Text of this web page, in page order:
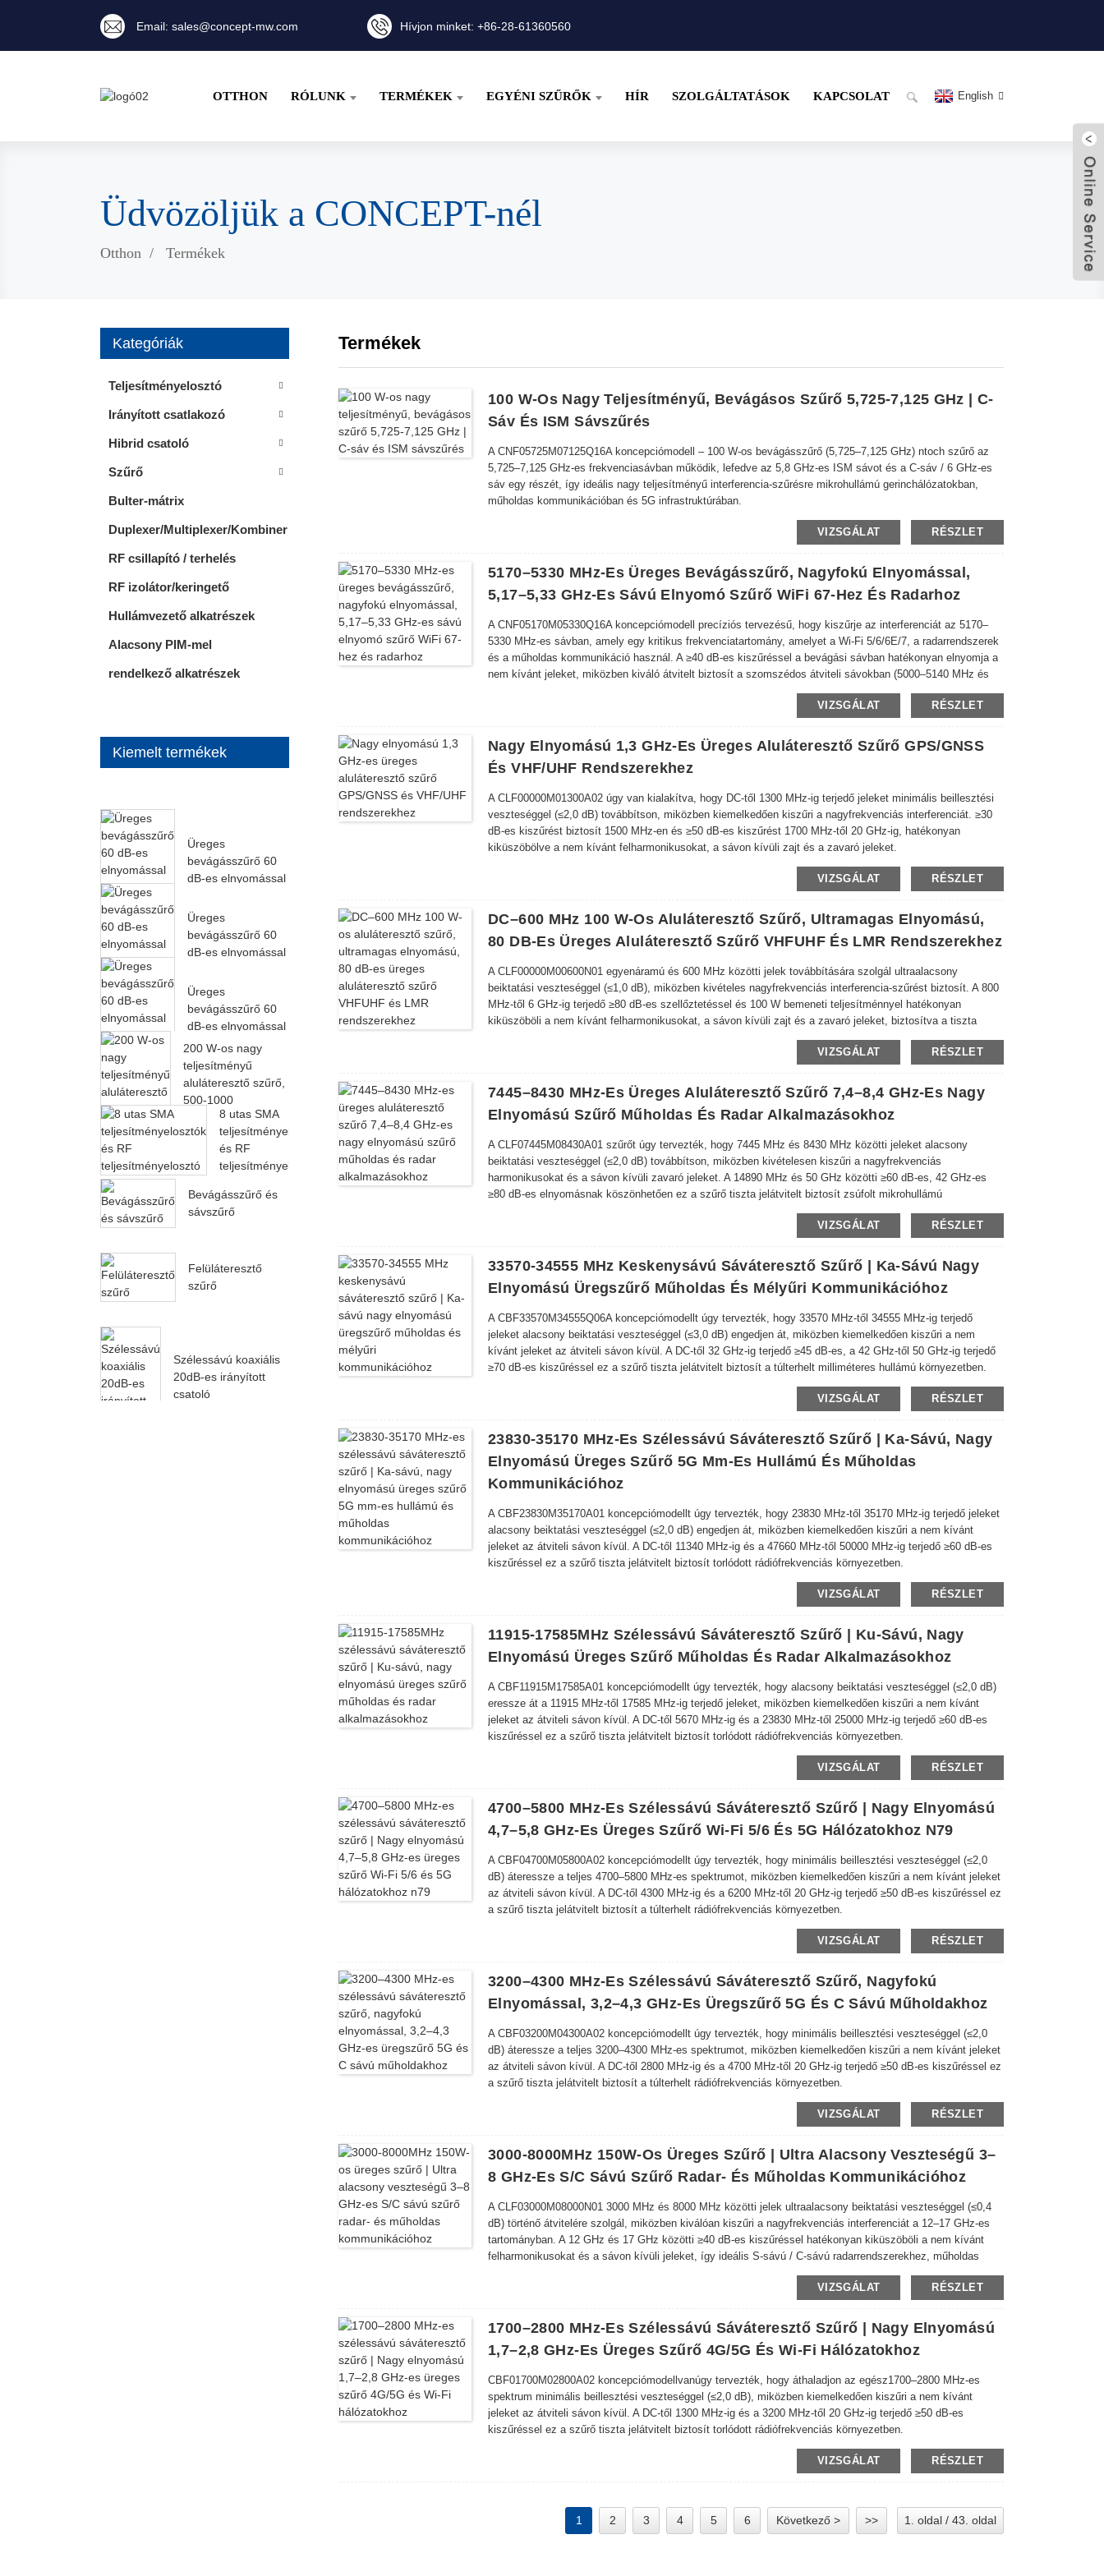
Email: sales@concept-mw.com Hívjon minket: +86-28-61360560
OTTHON RÓLUNK TERMÉKEK EGYÉNI SZŰRŐK HÍR SZOLGÁLTATÁSOK KAPCSOLAT English
Üdvözöljük a CONCEPT-nél
Otthon Termékek
Kategóriák
Teljesítményelosztó
Irányított csatlakozó
Hibrid csatoló
Szűrő
Bulter-mátrix
Duplexer/Multiplexer/Kombiner
RF csillapító / terhelés
RF izolátor/keringető
Hullámvezető alkatrészek
Alacsony PIM-mel
rendelkező alkatrészek
Kiemelt termékek
Üreges
bevágásszűrő 60
dB-es elnyomással
Üreges
bevágásszűrő 60
dB-es elnyomással
Üreges
bevágásszűrő 60
dB-es elnyomással
22000MHz-től...
200 W-os nagy
teljesítményű
aluláteresztő szűrő,
500-1000
frekvenciatartományban
működik...
8 utas SMA
teljesítményelosztók
és RF
teljesítményelosztó
Bevágásszűrő és
sávszűrő
Felüláteresztő
szűrő
Szélessávú koaxiális
20dB-es irányított
csatoló
Termékek
100 W-Os Nagy Teljesítményű, Bevágásos Szűrő 5,725-7,125 GHz | C-
Sáv És ISM Sávszűrés
A CNF05725M07125Q16A koncepciómodell – 100 W-os bevágásszűrő (5,725–7,125 GHz) ntoch szűrő az
5,725–7,125 GHz-es frekvenciasávban működik, lefedve az 5,8 GHz-es ISM sávot és a C-sáv / 6 GHz-es
sáv egy részét, így ideális nagy teljesítményű interferencia-szűrésre mikrohullámú gerinchálózatokban,
műholdas kommunikációban és 5G infrastruktúrában.
VIZSGÁLAT RÉSZLET
5170–5330 MHz-Es Üreges Bevágásszűrő, Nagyfokú Elnyomással,
5,17–5,33 GHz-Es Sávú Elnyomó Szűrő WiFi 67-Hez És Radarhoz
A CNF05170M05330Q16A koncepciómodell precíziós tervezésű, hogy kiszűrje az interferenciát az 5170–
5330 MHz-es sávban, amely egy kritikus frekvenciatartomány, amelyet a Wi-Fi 5/6/6E/7, a radarrendszerek
és a műholdas kommunikáció használ. A ≥40 dB-es kiszűréssel a bevágási sávban hatékonyan elnyomja a
nem kívánt jeleket, miközben kiváló átvitelt biztosít a szomszédos átviteli sávokban (5000–5140 MHz és
VIZSGÁLAT
RÉSZLET
Nagy Elnyomású 1,3 GHz-Es Üreges Aluláteresztő Szűrő GPS/GNSS
És VHF/UHF Rendszerekhez
A CLF00000M01300A02 úgy van kialakítva, hogy DC-től 1300 MHz-ig terjedő jeleket minimális beillesztési
veszteséggel (≤2,0 dB) továbbítson, miközben kiemelkedően kiszűri a nagyfrekvenciás interferenciát. ≥30
dB-es kiszűrést biztosít 1500 MHz-en és ≥50 dB-es kiszűrést 1700 MHz-től 20 GHz-ig, hatékonyan
kiküszöbölve a nem kívánt felharmonikusokat, a sávon kívüli zajt és a zavaró jeleket.
duplexereket/triplexereket/szűrőket széles körben használják vezeték nélküli rendszerekben, radarokban,
VIZSGÁLAT RÉSZLET
DC–600 MHz 100 W-Os Aluláteresztő Szűrő, Ultramagas Elnyomású,
80 DB-Es Üreges Aluláteresztő Szűrő VHFUHF És LMR Rendszerekhez
A CLF00000M00600N01 egyenáramú és 600 MHz közötti jelek továbbítására szolgál ultraalacsony
beiktatási veszteséggel (≤1,0 dB), miközben kivételes nagyfrekvenciás interferencia-szűrést biztosít. A 800
MHz-től 6 GHz-ig terjedő ≥80 dB-es szellőztetéssel és 100 W bemeneti teljesítménnyel hatékonyan
kiküszöböli a nem kívánt felharmonikusokat, a sávon kívüli zajt és a zavaró jeleket, biztosítva a tiszta
A Concept a legjobb duplexereket/triplexereket/szűrőket kínálja az iparágban. A
közbiztonsági rendszerekben és DAS rendszerekben.
VIZSGÁLAT RÉSZLET
7445–8430 MHz-Es Üreges Aluláteresztő Szűrő 7,4–8,4 GHz-Es Nagy
Elnyomású Szűrő Műholdas És Radar Alkalmazásokhoz
A CLF07445M08430A01 szűrőt úgy tervezték, hogy 7445 MHz és 8430 MHz közötti jeleket alacsony
beiktatási veszteséggel (≤2,0 dB) továbbítson, miközben kivételesen kiszűri a nagyfrekvenciás
harmonikusokat és a sávon kívüli zavaró jeleket. A 14890 MHz és 50 GHz közötti ≥60 dB-es, 42 GHz-es
≥80 dB-es elnyomásnak köszönhetően ez a szűrő tiszta jelátvitelt biztosít zsúfolt mikrohullámú
VIZSGÁLAT
RÉSZLET
33570-34555 MHz Keskenysávú Sáváteresztő Szűrő | Ka-Sávú Nagy
Elnyomású Üregszűrő Műholdas És Mélyűri Kommunikációhoz
A CBF33570M34555Q06A koncepciómodellt úgy tervezték, hogy 33570 MHz-től 34555 MHz-ig terjedő
jeleket alacsony beiktatási veszteséggel (≤3,0 dB) engedjen át, miközben kiemelkedően kiszűri a nem
kívánt jeleket az átviteli sávon kívül. A DC-től 32 GHz-ig terjedő ≥45 dB-es, a 42 GHz-től 50 GHz-ig terjedő
≥70 dB-es kiszűréssel ez a szűrő tiszta jelátvitelt biztosít a túlterhelt milliméteres hullámú környezetben.
VIZSGÁLAT RÉSZLET
23830-35170 MHz-Es Szélessávú Sáváteresztő Szűrő | Ka-Sávú, Nagy
Elnyomású Üreges Szűrő 5G Mm-Es Hullámú És Műholdas
Kommunikációhoz
A CBF23830M35170A01 koncepciómodellt úgy tervezték, hogy 23830 MHz-től 35170 MHz-ig terjedő jeleket
alacsony beiktatási veszteséggel (≤2,0 dB) engedjen át, miközben kiemelkedően kiszűri a nem kívánt
jeleket az átviteli sávon kívül. A DC-től 11340 MHz-ig és a 47660 MHz-től 50000 MHz-ig terjedő ≥60 dB-es
kiszűréssel ez a szűrő tiszta jelátvitelt biztosít torlódott rádiófrekvenciás környezetben.
VIZSGÁLAT RÉSZLET
11915-17585MHz Szélessávú Sáváteresztő Szűrő | Ku-Sávú, Nagy
Elnyomású Üreges Szűrő Műholdas És Radar Alkalmazásokhoz
A CBF11915M17585A01 koncepciómodellt úgy tervezték, hogy alacsony beiktatási veszteséggel (≤2,0 dB)
eressze át a 11915 MHz-től 17585 MHz-ig terjedő jeleket, miközben kiemelkedően kiszűri a nem kívánt
jeleket az átviteli sávon kívül. A DC-től 5670 MHz-ig és a 23830 MHz-től 25000 MHz-ig terjedő ≥60 dB-es
kiszűréssel ez a szűrő tiszta jelátvitelt biztosít torlódott rádiófrekvenciás környezetben.
VIZSGÁLAT RÉSZLET
4700–5800 MHz-Es Szélessávú Sáváteresztő Szűrő | Nagy Elnyomású
4,7–5,8 GHz-Es Üreges Szűrő Wi-Fi 5/6 És 5G Hálózatokhoz N79
A CBF04700M05800A02 koncepciómodellt úgy tervezték, hogy minimális beillesztési veszteséggel (≤2,0
dB) áteressze a teljes 4700–5800 MHz-es spektrumot, miközben kiemelkedően kiszűri a nem kívánt jeleket
az átviteli sávon kívül. A DC-től 4300 MHz-ig és a 6200 MHz-től 20 GHz-ig terjedő ≥50 dB-es kiszűréssel ez
a szűrő tiszta jelátvitelt biztosít a túlterhelt rádiófrekvenciás környezetben.
VIZSGÁLAT RÉSZLET
3200–4300 MHz-Es Szélessávú Sáváteresztő Szűrő, Nagyfokú
Elnyomással, 3,2–4,3 GHz-Es Üregszűrő 5G És C Sávú Műholdakhoz
A CBF03200M04300A02 koncepciómodellt úgy tervezték, hogy minimális beillesztési veszteséggel (≤2,0
dB) áteressze a teljes 3200–4300 MHz-es spektrumot, miközben kiemelkedően kiszűri a nem kívánt jeleket
az átviteli sávon kívül. A DC-től 2800 MHz-ig és a 4700 MHz-től 20 GHz-ig terjedő ≥50 dB-es kiszűréssel ez
a szűrő tiszta jelátvitelt biztosít a túlterhelt rádiófrekvenciás környezetben.
VIZSGÁLAT RÉSZLET
3000-8000MHz 150W-Os Üreges Szűrő | Ultra Alacsony Veszteségű 3–
8 GHz-Es S/C Sávú Szűrő Radar- És Műholdas Kommunikációhoz
A CLF03000M08000N01 3000 MHz és 8000 MHz közötti jelek ultraalacsony beiktatási veszteséggel (≤0,4
dB) történő átvitelére szolgál, miközben kiválóan kiszűri a nagyfrekvenciás interferenciát a 12–17 GHz-es
tartományban. A 12 GHz és 17 GHz közötti ≥40 dB-es kiszűréssel hatékonyan kiküszöböli a nem kívánt
felharmonikusokat és a sávon kívüli jeleket, így ideális S-sávú / C-sávú radarrendszerekhez, műholdas
VIZSGÁLAT RÉSZLET
1700–2800 MHz-Es Szélessávú Sáváteresztő Szűrő | Nagy Elnyomású
1,7–2,8 GHz-Es Üreges Szűrő 4G/5G És Wi-Fi Hálózatokhoz
CBF01700M02800A02 koncepciómodell vanúgy tervezték, hogy áthaladjon az egész1700–2800 MHz-es
spektrum minimális beillesztési veszteséggel (≤2,0 dB), miközben kiemelkedően kiszűri a nem kívánt
jeleket az átviteli sávon kívül. A DC-től 1300 MHz-ig és a 3200 MHz-től 20 GHz-ig terjedő ≥50 dB-es
kiszűréssel ez a szűrő tiszta jelátvitelt biztosít torlódott rádiófrekvenciás környezetben.
VIZSGÁLAT RÉSZLET
1 2 3 4 5 6 Következő > >> 1. oldal / 43. oldal